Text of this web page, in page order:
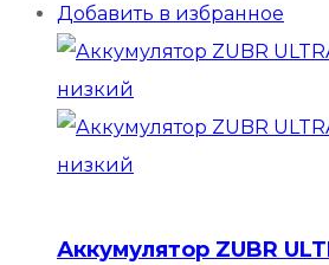
Добавить в избранное
Аккумулятор ZUBR